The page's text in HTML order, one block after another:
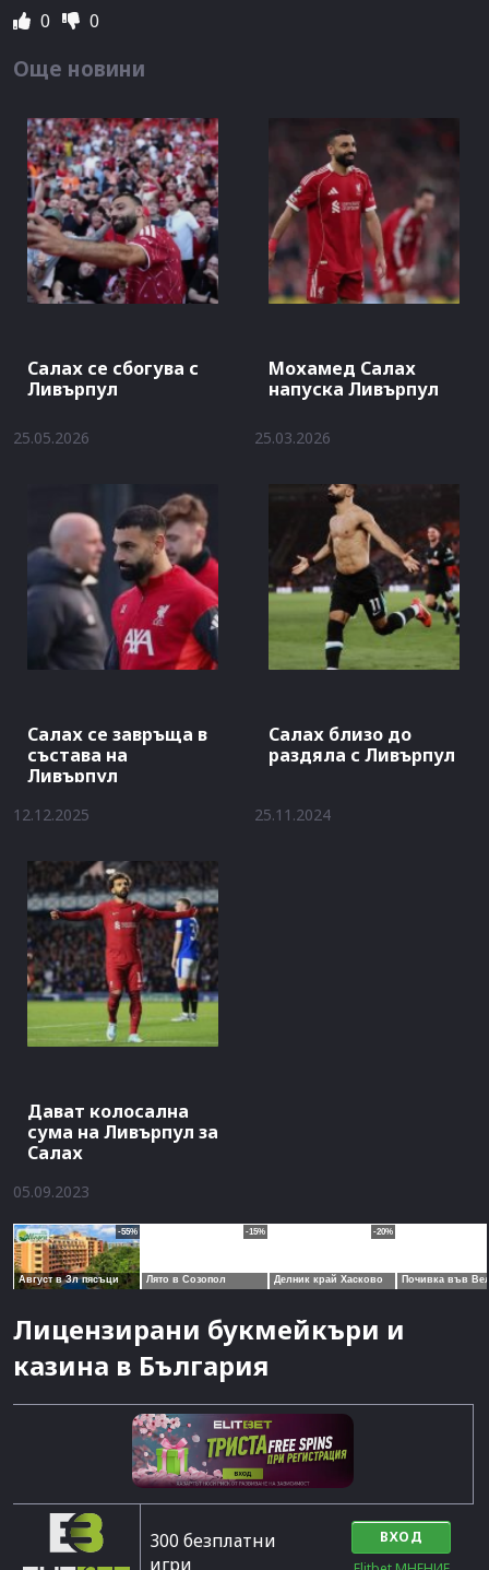
0 0
Още новини
Салах се сбогува с
Ливърпул
25.05.2026
Мохамед Салах
напуска Ливърпул
25.03.2026
Салах се завръща в
състава на
Ливърпул
12.12.2025
Салах близо до
раздяла с Ливърпул
25.11.2024
Дават колосална
сума на Ливърпул за
Салах
05.09.2023
Лицензирани букмейкъри и
казина в България
300 безплатни
игри
ВХОД